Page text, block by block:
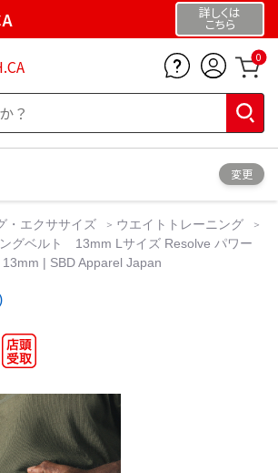
詳しくは
こちら
0
変更
・エクササイズ
ウエイトトレーニング
グベルト 13mm Lサイズ Resolve パワー
| SBD Apparel Japan